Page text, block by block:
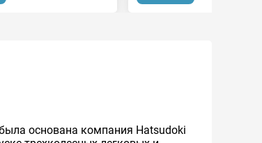
основана компания Hatsudoki